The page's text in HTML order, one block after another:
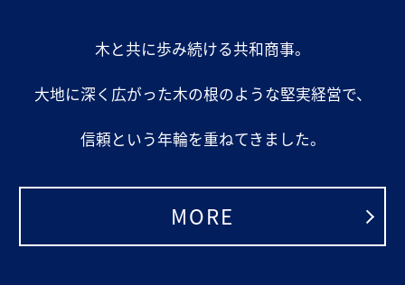
木と共に歩み続ける共和商事。
大地に深く広がった木の根のような堅実経営で、
信頼という年輪を重ねてきました。
MORE